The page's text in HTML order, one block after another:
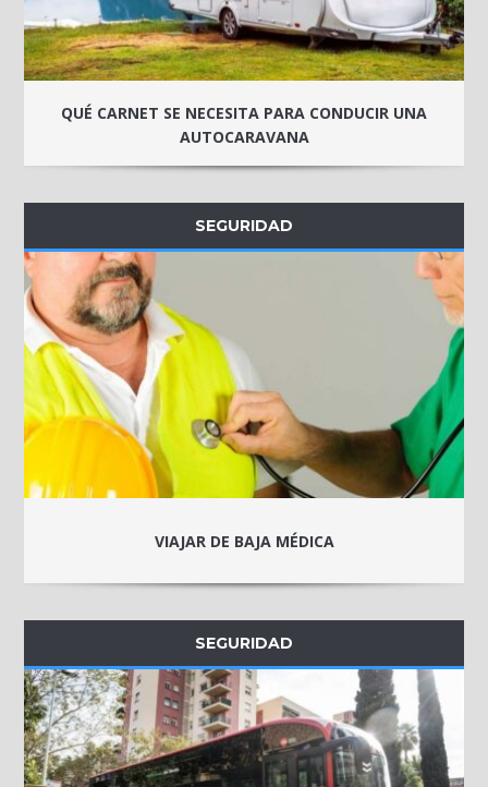
QUÉ CARNET SE NECESITA PARA CONDUCIR UNA
AUTOCARAVANA
SEGURIDAD
VIAJAR DE BAJA MÉDICA
SEGURIDAD